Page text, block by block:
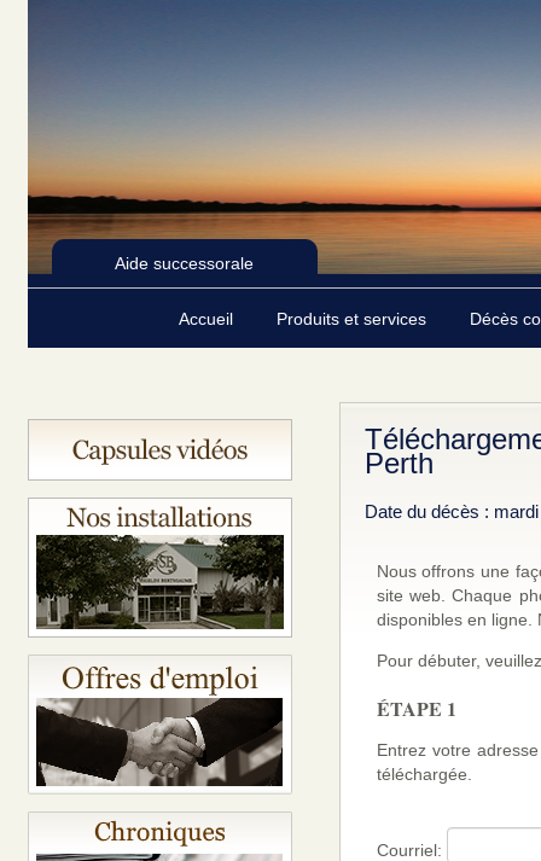
Aide successorale
Accueil Produits et services Décès
Perth
Date du décès :
Nous offrons une
site web. Chaque
disponibles en ligne.
Pour débuter,
ÉTAPE 1
Entrez votre
téléchargée.
Courriel: